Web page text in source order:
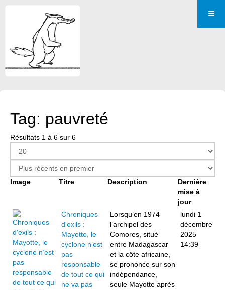
Tag: pauvreté
Résultats 1 à 6 sur 6
Image Titre Description
Dernière
mise à
jour
Chroniques
d'exils :
Mayotte, le
cyclone n’est
pas
responsable
de tout ce qui
ne va pas
Lorsqu’en 1974
l’archipel des
Comores, situé
entre Madagascar
et la côte africaine,
se prononce sur son
indépendance,
seule Mayotte après
lundi 1
décembre
2025
14:39